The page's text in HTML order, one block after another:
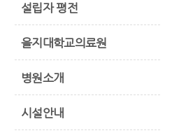
설립자 평전
을지대학교의료원
병원소개
시설안내